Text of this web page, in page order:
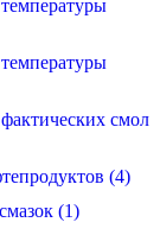
смол
(4)
(1)